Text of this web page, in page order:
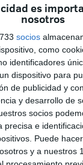
es
nosotros
socios
como
identificadores
dispositivo para
de publicidad y
y desarrollo de
socios
precisa e
Puede
y a nuestros
elCD Puerto.
al anfitrión
del
pudieron